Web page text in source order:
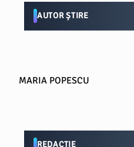
AUTOR ȘTIRE
MARIA POPESCU
REDACTIE